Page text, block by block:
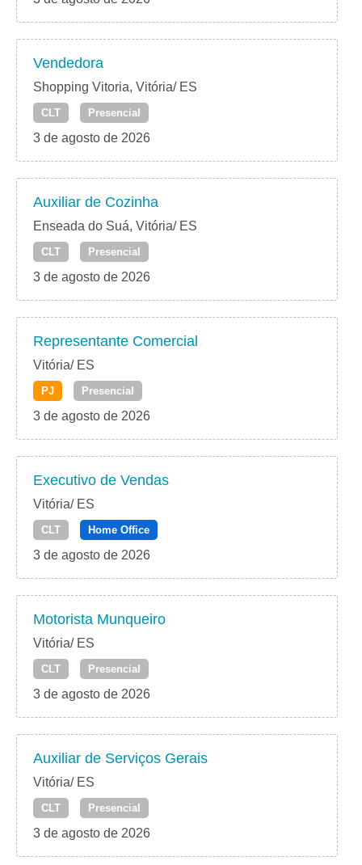
Vendedora
Shopping Vitoria, Vitória/ ES
CLT Presencial
3 de agosto de 2026
Auxiliar de Cozinha
Enseada do Suá, Vitória/ ES
CLT Presencial
3 de agosto de 2026
Representante Comercial
Vitória/ ES
PJ Presencial
3 de agosto de 2026
Executivo de Vendas
Vitória/ ES
CLT Home Office
3 de agosto de 2026
Motorista Munqueiro
Vitória/ ES
CLT Presencial
3 de agosto de 2026
Auxiliar de Serviços Gerais
Vitória/ ES
CLT Presencial
3 de agosto de 2026